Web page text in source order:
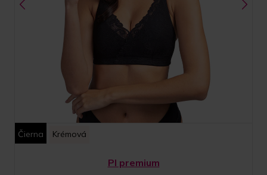
Čierna Krémová
PI premium